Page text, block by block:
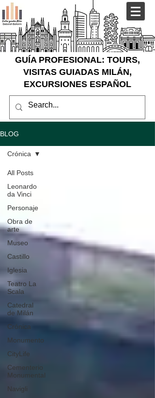
GUÍA PROFESIONAL: TOURS,
VISITAS GUIADAS MILÁN,
EXCURSIONES ESPAÑOL
BLOG
All Posts
Leonardo
da Vinci
Personaje
Obra de
arte
Museo
Castillo
Iglesia
Teatro La
Scala
Catedral
de Milán
Crónica
Monumento
CityLife
Cementerio
Monumental
Navigli
Crónica